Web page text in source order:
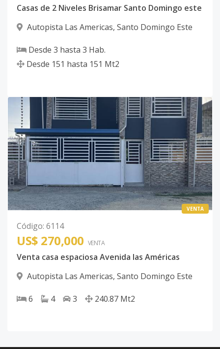
Casas de 2 Niveles Brisamar Santo Domingo este
Autopista Las Americas, Santo Domingo Este
Desde 3 hasta 3 Hab.
Desde 151 hasta 151 Mt2
VENTA
Código: 6114
US$ 270,000 VENTA
Venta casa espaciosa Avenida las Américas
Autopista Las Americas, Santo Domingo Este
6 4 3 240.87 Mt2